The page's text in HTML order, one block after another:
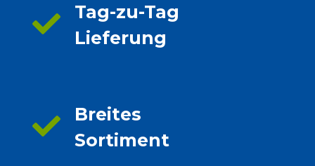
Tag-zu-Tag
Lieferung
Breites
Sortiment